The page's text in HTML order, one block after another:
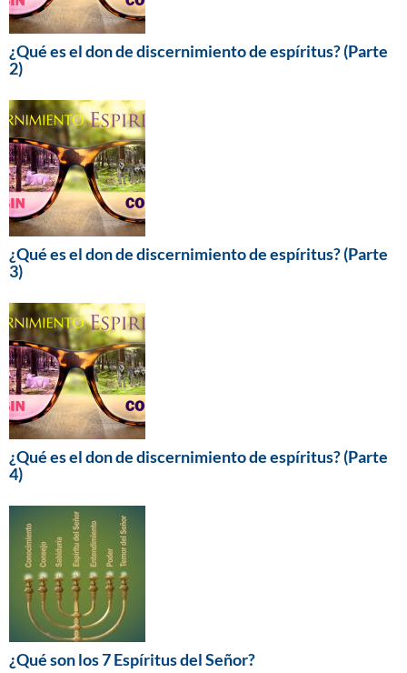
¿Qué es el don de discernimiento de espíritus? (Parte
2)
¿Qué es el don de discernimiento de espíritus? (Parte
3)
¿Qué es el don de discernimiento de espíritus? (Parte
4)
¿Qué son los 7 Espíritus del Señor?